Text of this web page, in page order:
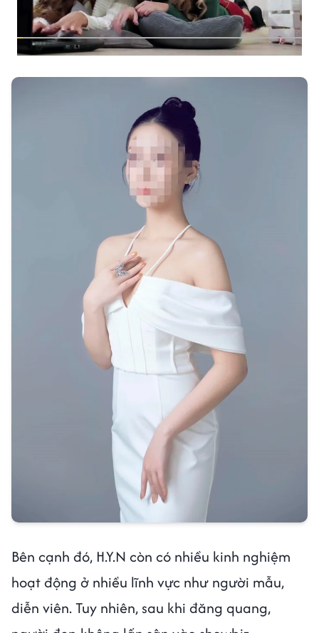
Bên cạnh đó, H.Y.N còn có nhiều kinh nghiệm
hoạt động ở nhiều lĩnh vực như người mẫu,
diễn viên. Tuy nhiên, sau khi đăng quang,